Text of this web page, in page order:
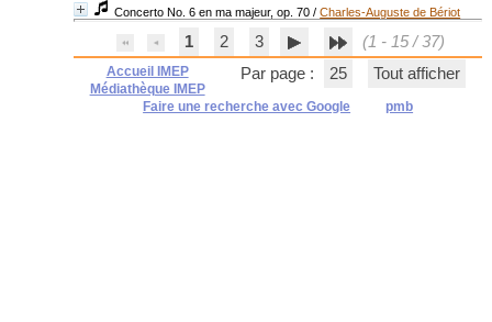
Concerto No. 6 en ma majeur, op. 70 /Charles-Auguste de Bériot
1 2 3
(1 - 15 / 37)
Par page :
25 Tout afficher
Accueil IMEP
Médiathèque IMEP
Faire une recherche avec Google
pmb